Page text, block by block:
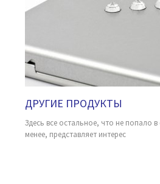
ДРУГИЕ ПРОДУКТЫ
Здесь все остальное, что не попало
менее, представляет интерес